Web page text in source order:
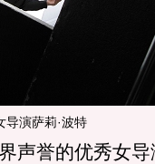
导演萨莉·波特
声誉的优秀女导